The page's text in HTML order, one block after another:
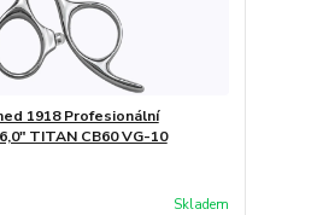
1918 Profesionální
TITAN CB60 VG-10
Skladem